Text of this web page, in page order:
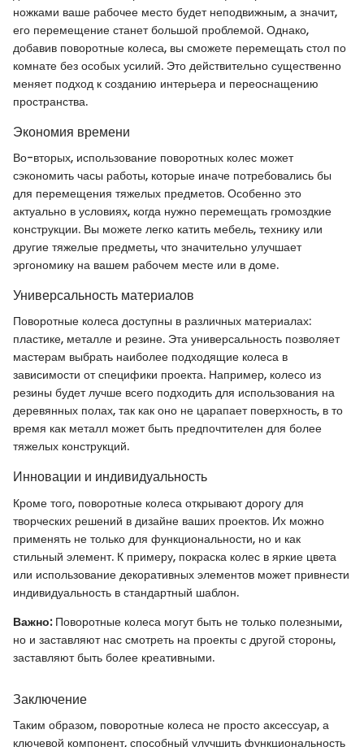
ножками ваше рабочее место будет неподвижным, а значит,
его перемещение станет большой проблемой. Однако,
добавив поворотные колеса, вы сможете перемещать стол по
комнате без особых усилий. Это действительно существенно
меняет подход к созданию интерьера и переоснащению
пространства.
Экономия времени
Во-вторых, использование поворотных колес может
сэкономить часы работы, которые иначе потребовались бы
для перемещения тяжелых предметов. Особенно это
актуально в условиях, когда нужно перемещать громоздкие
конструкции. Вы можете легко катить мебель, технику или
другие тяжелые предметы, что значительно улучшает
эргономику на вашем рабочем месте или в доме.
Универсальность материалов
Поворотные колеса доступны в различных материалах:
пластике, металле и резине. Эта универсальность позволяет
мастерам выбрать наиболее подходящие колеса в
зависимости от специфики проекта. Например, колесо из
резины будет лучше всего подходить для использования на
деревянных полах, так как оно не царапает поверхность, в то
время как металл может быть предпочтителен для более
тяжелых конструкций.
Инновации и индивидуальность
Кроме того, поворотные колеса открывают дорогу для
творческих решений в дизайне ваших проектов. Их можно
применять не только для функциональности, но и как
стильный элемент. К примеру, покраска колес в яркие цвета
или использование декоративных элементов может привнести
индивидуальность в стандартный шаблон.
Важно:Поворотные колеса могут быть не только полезными,
но и заставляют нас смотреть на проекты с другой стороны,
заставляют быть более креативными.
Заключение
Таким образом, поворотные колеса не просто аксессуар, а
ключевой компонент, способный улучшить функциональность